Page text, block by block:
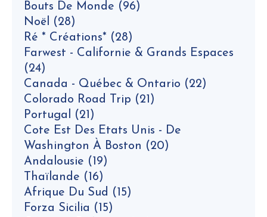
Bouts De Monde (96)
Noël (28)
Ré * Créations* (28)
Farwest - Californie & Grands Espaces
(24)
Canada - Québec & Ontario (22)
Colorado Road Trip (21)
Portugal (21)
Cote Est Des Etats Unis - De
Washington À Boston (20)
Andalousie (19)
Thaïlande (16)
Afrique Du Sud (15)
Forza Sicilia (15)